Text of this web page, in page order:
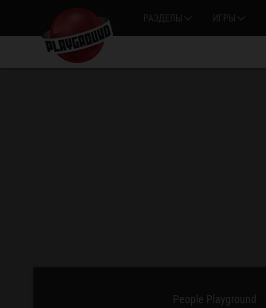
РАЗДЕЛЫ ИГРЫ
People Playground